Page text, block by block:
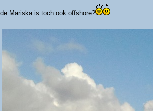
de Mariska is toch ook offshore?